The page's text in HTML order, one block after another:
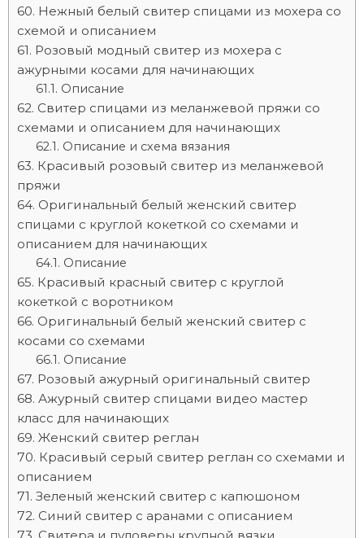
Нежный белый свитер спицами из мохера со
схемой и описанием
Розовый модный свитер из мохера с
ажурными косами для начинающих
Описание
Свитер спицами из меланжевой пряжи со
схемами и описанием для начинающих
Описание и схема вязания
Красивый розовый свитер из меланжевой
пряжи
Оригинальный белый женский свитер
спицами с круглой кокеткой со схемами и
описанием для начинающих
Описание
Красивый красный свитер с круглой
кокеткой с воротником
Оригинальный белый женский свитер с
косами со схемами
Описание
Розовый ажурный оригинальный свитер
Ажурный свитер спицами видео мастер
класс для начинающих
Женский свитер реглан
Красивый серый свитер реглан со схемами и
описанием
Зеленый женский свитер с капюшоном
Синий свитер с аранами с описанием